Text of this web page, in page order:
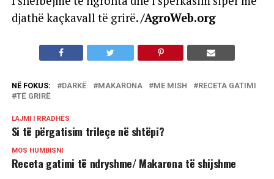
djathë kaçkavall të grirë./AgroWeb.org
NË FOKUS: DARKË MAKARONA ME MISH
RECETA GATIMI
TË GRIRË
LAJMI I RRADHËS
Si të përgatisim trileçe në shtëpi?
MOS HUMBISNI
Receta gatimi të ndryshme/ Makarona të shijshme